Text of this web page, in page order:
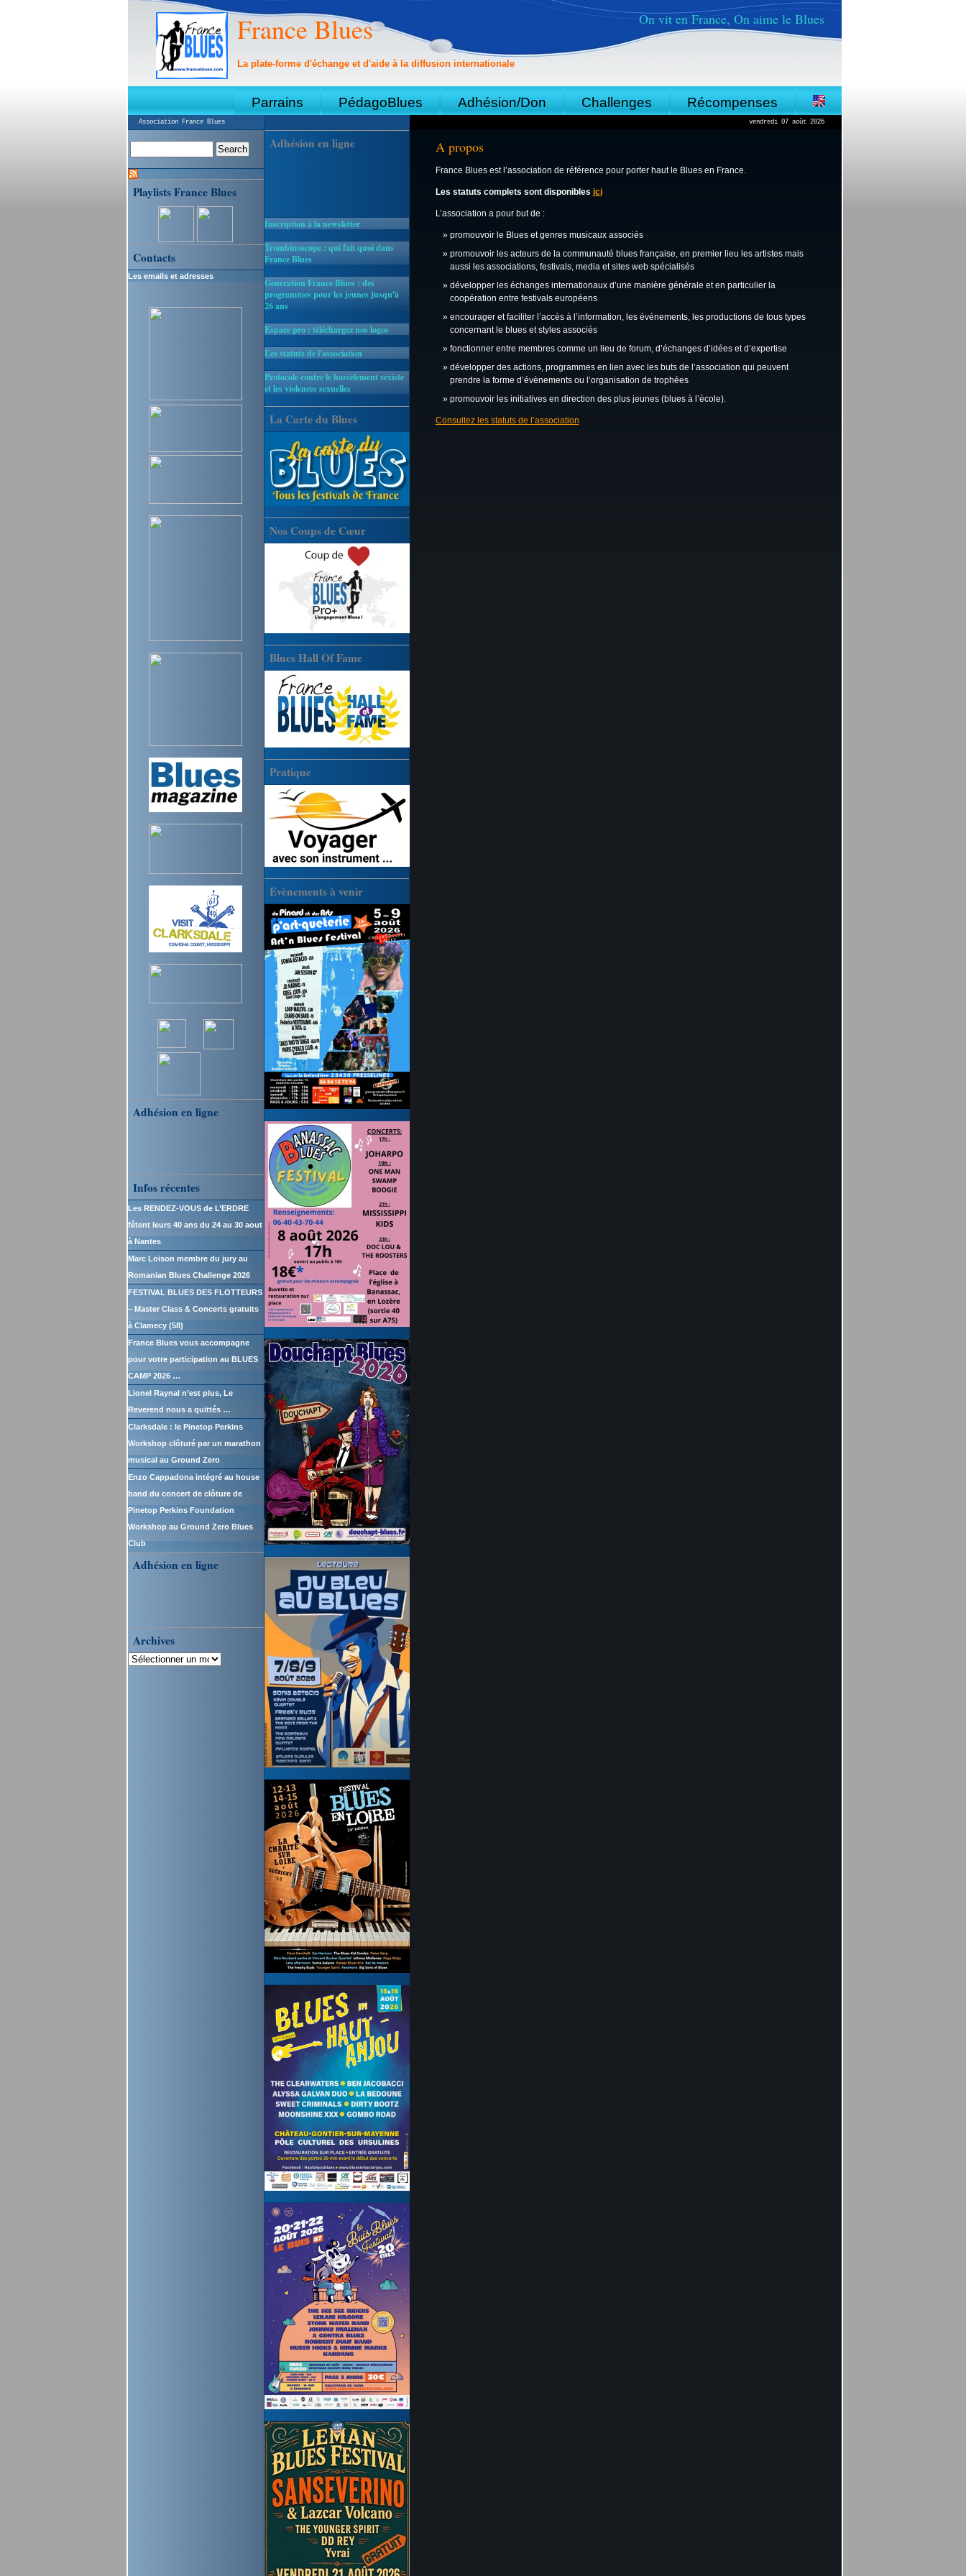
France Blues
La plate-forme d'échange et d'aide à la diffusion internationale
On vit en France, On aime le Blues
Parrains PédagoBlues Adhésion/Don Challenges Récompenses
Association France Blues vendredi 07 août 2026
A propos
France Blues est l’association de référence pour porter haut le Blues en France.
Les statuts complets sont disponibles ici
L’association a pour but de :
promouvoir le Blues et genres musicaux associés
promouvoir les acteurs de la communauté blues française, en premier lieu les artistes mais
aussi les associations, festivals, media et sites web spécialisés
développer les échanges internationaux d’une manière générale et en particulier la
coopération entre festivals européens
encourager et faciliter l’accès à l’information, les événements, les productions de tous types
concernant le blues et styles associés
fonctionner entre membres comme un lieu de forum, d’échanges d’idées et d’expertise
développer des actions, programmes en lien avec les buts de l’association qui peuvent
prendre la forme d’évènements ou l’organisation de trophées
promouvoir les initiatives en direction des plus jeunes (blues à l’école).
Consultez les statuts de l’association
Adhésion en ligne
Inscription à la newsletter
Trombinoscope : qui fait quoi dans
France Blues
Generation France Blues : des
programmes pour les jeunes jusqu'à
26 ans
Espace pro : téléchargez nos logos
Les statuts de l'association
Protocole contre le harcèlement sexiste
et les violences sexuelles
La Carte du Blues
Nos Coups de Cœur
Blues Hall Of Fame
Pratique
Evènements à venir
Playlists France Blues
Contacts
Les emails et adresses
Adhésion en ligne
Infos récentes
Les RENDEZ-VOUS de L’ERDRE
fêtent leurs 40 ans du 24 au 30 aout
à Nantes
Marc Loison membre du jury au
Romanian Blues Challenge 2026
FESTIVAL BLUES DES FLOTTEURS
– Master Class & Concerts gratuits
à Clamecy (58)
France Blues vous accompagne
pour votre participation au BLUES
CAMP 2026 …
Lionel Raynal n’est plus, Le
Reverend nous a quittés …
Clarksdale : le Pinetop Perkins
Workshop clôturé par un marathon
musical au Ground Zero
Enzo Cappadona intégré au house
band du concert de clôture de
Pinetop Perkins Foundation
Workshop au Ground Zero Blues
Club
Adhésion en ligne
Archives